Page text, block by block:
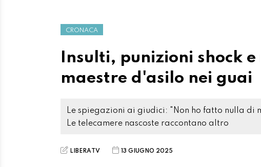
CRONACA
Insulti, punizioni shock
maestre d'asilo nei guai
Le spiegazioni ai giudici: "Non ho fatto nulla di
Le telecamere nascoste raccontano altro
LIBERATV 13 GIUGNO 2025